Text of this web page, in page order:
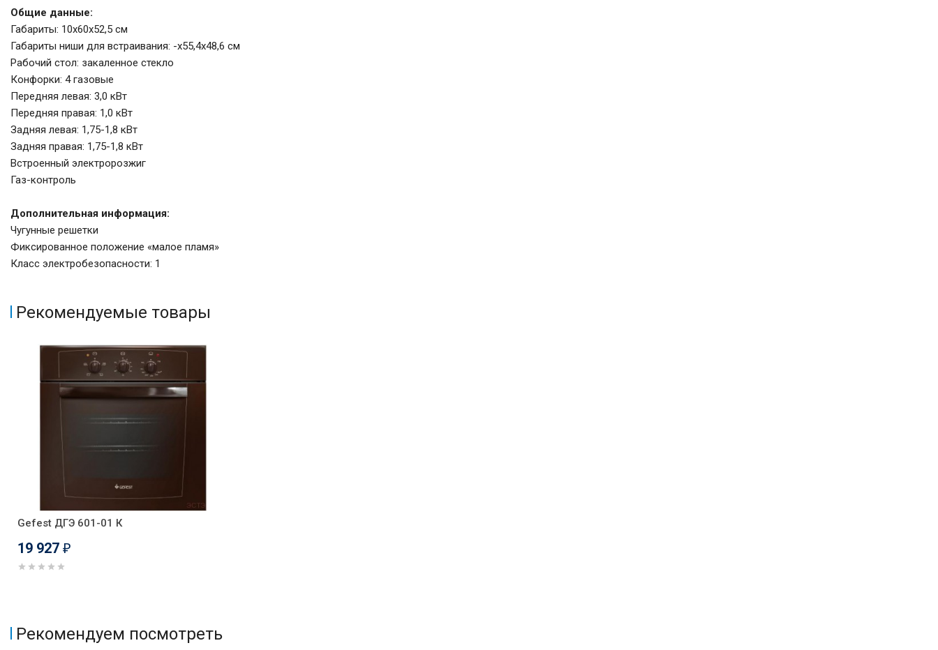
Общие данные:
Габариты: 10х60х52,5 см
Габариты ниши для встраивания: -х55,4х48,6 см
Рабочий стол: закаленное стекло
Конфорки: 4 газовые
Передняя левая: 3,0 кВт
Передняя правая: 1,0 кВт
Задняя левая: 1,75-1,8 кВт
Задняя правая: 1,75-1,8 кВт
Встроенный электророзжиг
Газ-контроль
Дополнительная информация:
Чугунные решетки
Фиксированное положение «малое пламя»
Класс электробезопасности: 1
Рекомендуемые товары
Gefest ДГЭ 601-01 К
19 927 ₽
Рекомендуем посмотреть